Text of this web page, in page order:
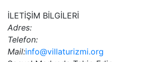
İLETİŞİM BİLGİLERİ
Adres:
Telefon:
Mail:info@villaturizmi.org